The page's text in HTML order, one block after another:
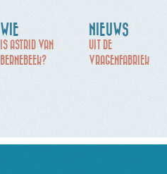
WIE
IS ASTRID VAN
BERNEBEEK?
NIEUWS
UIT DE
VRAGENFABRIEK